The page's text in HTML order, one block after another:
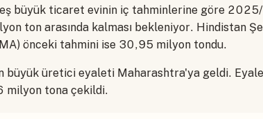
büyük ticaret evinin iç tahminlerine göre
ton arasında kalması bekleniyor. Hindistan
önceki tahmini ise 30,95 milyon tondu.
büyük üretici eyaleti Maharashtra'ya geldi.
milyon tona çekildi.